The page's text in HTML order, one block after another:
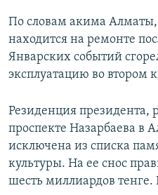
По словам акима Алматы,
находится на ремонте
Январских событий
эксплуатацию во втором
Резиденция президента,
проспекте Назарбаева в
исключена из списка
культуры. На ее снос
шесть миллиардов тенге.